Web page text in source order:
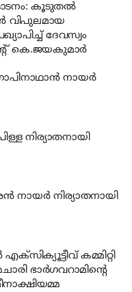
കൂടുതല്‍
വിപുലമായ
ദേവസ്വം
കെ.ജയകുമാര്‍
നായര്‍
നിര്യാതനായി
നായര്‍ നിര്യാതനായി
കമ്മിറ്റി
ഭാര്‍ഗവറാമിന്റെ